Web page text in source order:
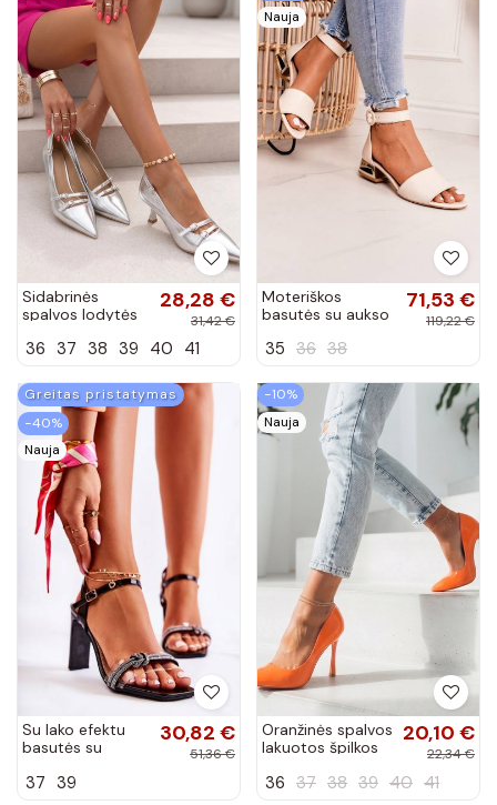
Sidabrinės
spalvos lodytės
dekoratyvine
Florentyna
28,28 €
31,42 €
36 37 38 39 40 41
Nauja
Moteriškos
basutės su aukso
Laura Messi
71,53 €
119,22 €
35 36 38
Greitas pristatymas
−40%
Nauja
Su lako efektu
basutės su
akutėmis juodos
30,82 €
51,36 €
37 39
−10%
Nauja
Oranžinės spalvos
lakuotos špilkos
20,10 €
22,34 €
36 37 38 39 40 41